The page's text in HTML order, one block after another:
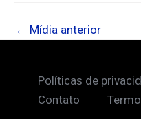
← Mídia anterior
Políticas de
Contato